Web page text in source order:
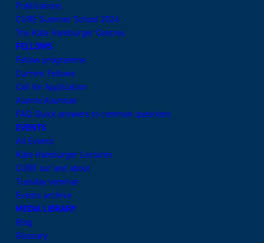
Publications
CURE Summer School 2026
The Käte Hamburger Centres
FELLOWS
Fellow programme
Current Fellows
Call for Application
Alumni:Alumnae
FAQ: Quick answers to common questions
EVENTS
All Events
Käte Hamburger Lectures
CURE out and about
Tuesday seminar
Events archive
MEDIA LIBRARY
Blog
Glossary